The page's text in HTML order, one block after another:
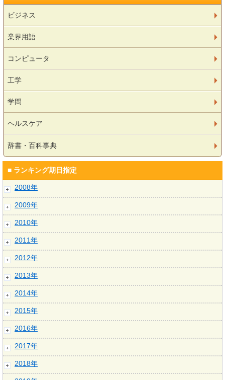
ビジネス
業界用語
コンピュータ
工学
学問
ヘルスケア
辞書・百科事典
■ ランキング期日指定
2008年
2009年
2010年
2011年
2012年
2013年
2014年
2015年
2016年
2017年
2018年